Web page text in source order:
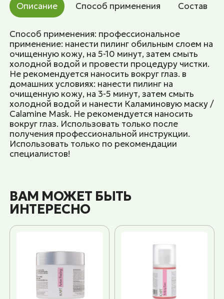
Описание Способ применения Состав
Способ применения: профессиональное
применение: нанести пилинг обильным слоем на
очищенную кожу, на 5-10 минут, затем смыть
холодной водой и провести процедуру чистки.
Не рекомендуется наносить вокруг глаз. в
домашних условиях: нанести пилинг на
очищенную кожу, на 3-5 минут, затем смыть
холодной водой и нанести Каламиновую маску /
Calamine Mask. Не рекомендуется наносить
вокруг глаз. Использовать только после
получения профессиональной инструкции.
Использовать только по рекомендации
специалистов!
ВАМ МОЖЕТ БЫТЬ
ИНТЕРЕСНО